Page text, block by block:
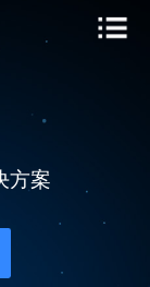
方案